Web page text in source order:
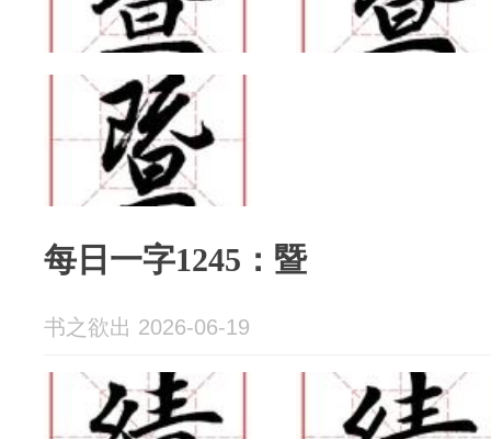
每日一字1245：暨
书之欲出 2026-06-19